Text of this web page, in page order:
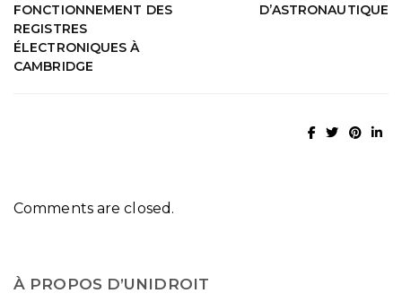
FONCTIONNEMENT DES
REGISTRES
ÉLECTRONIQUES À
CAMBRIDGE
D’ASTRONAUTIQUE
Comments are closed.
À PROPOS D’UNIDROIT